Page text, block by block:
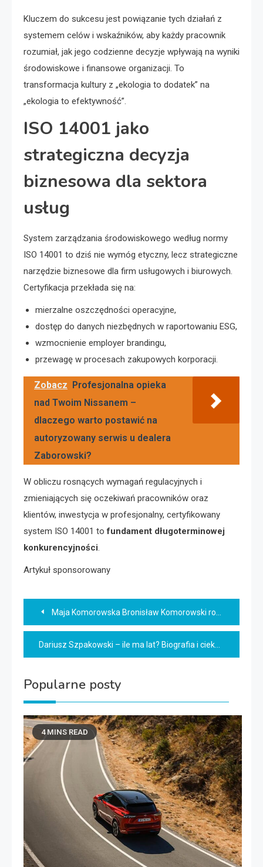
Kluczem do sukcesu jest powiązanie tych działań z
systemem celów i wskaźników, aby każdy pracownik
rozumiał, jak jego codzienne decyzje wpływają na wyniki
środowiskowe i finansowe organizacji. To
transformacja kultury z „ekologia to dodatek” na
„ekologia to efektywność”.
ISO 14001 jako
strategiczna decyzja
biznesowa dla sektora
usług
System zarządzania środowiskowego według normy
ISO 14001 to dziś nie wymóg etyczny, lecz strategiczne
narzędzie biznesowe dla firm usługowych i biurowych.
Certyfikacja przekłada się na:
mierzalne oszczędności operacyjne,
dostęp do danych niezbędnych w raportowaniu ESG,
wzmocnienie employer brandingu,
przewagę w procesach zakupowych korporacji.
Zobacz
Profesjonalna opieka
nad Twoim Nissanem –
dlaczego warto postawić na
autoryzowany serwis u dealera
Zaborowski?
W obliczu rosnących wymagań regulacyjnych i
zmieniających się oczekiwań pracowników oraz
klientów, inwestycja w profesjonalny, certyfikowany
system ISO 14001 tofundament długoterminowej
konkurencyjności.
Artykuł sponsorowany
Nawigacja
wpisu
Maja Komorowska Bronisław Komorowski rodzina: tajemnice połączeń
Dariusz Szpakowski – ile ma lat? Biografia i ciekawostki kariery
Popularne posty
4 MINS READ